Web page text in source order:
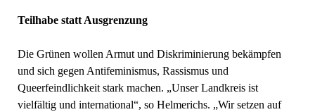
Teilhabe statt Ausgrenzung
Die Grünen wollen Armut und Diskriminierung bekämpfen
und sich gegen Antifeminismus, Rassismus und
Queerfeindlichkeit stark machen. „Unser Landkreis ist
vielfältig und international“, so Helmerichs. „Wir setzen auf